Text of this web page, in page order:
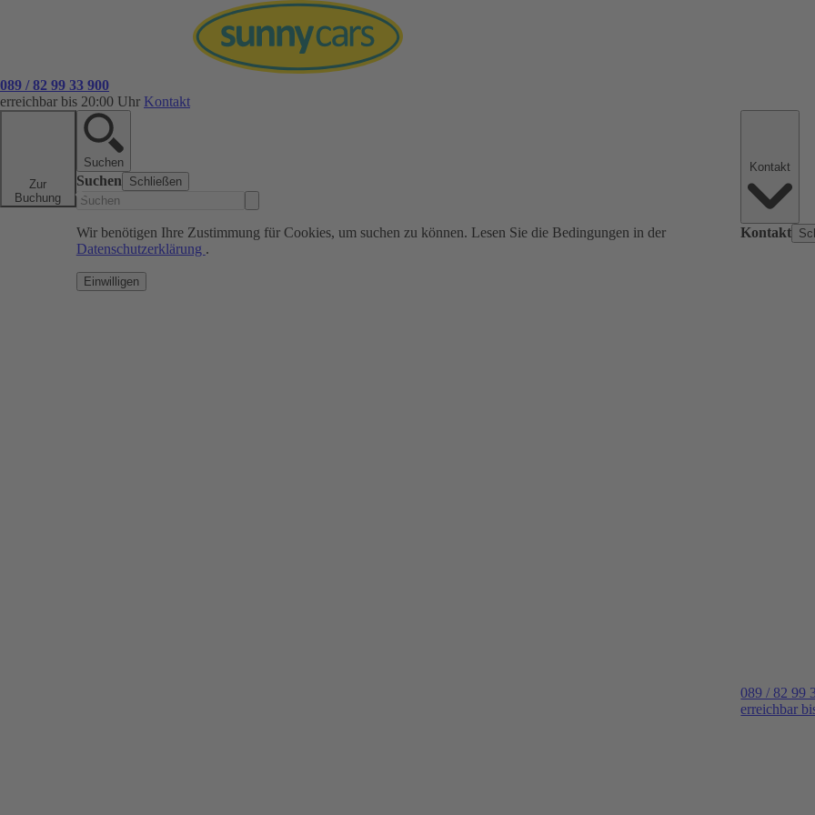
089 / 82 99 33 900
erreichbar bis 20:00 Uhr Kontakt
Zur
Buchung
Suchen
Suchen Schließen
Wir benötigen Ihre Zustimmung für Cookies, um suchen zu können. Lesen Sie die Bedingungen in der
Datenschutzerklärung .
Einwilligen
Kontakt
089 / 82 99
erreichbar